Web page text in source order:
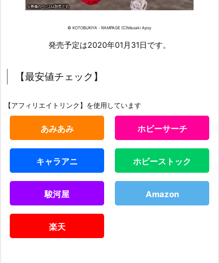
© KOTOBUKIYA・RAMPAGE (C)Masaki Apsy
発売予定は2020年01月31日です。
【最安値チェック】
【アフィリエイトリンク】を使用しています
あみあみ ホビーサーチ
キャラアニ ホビーストック
駿河屋 Amazon
楽天